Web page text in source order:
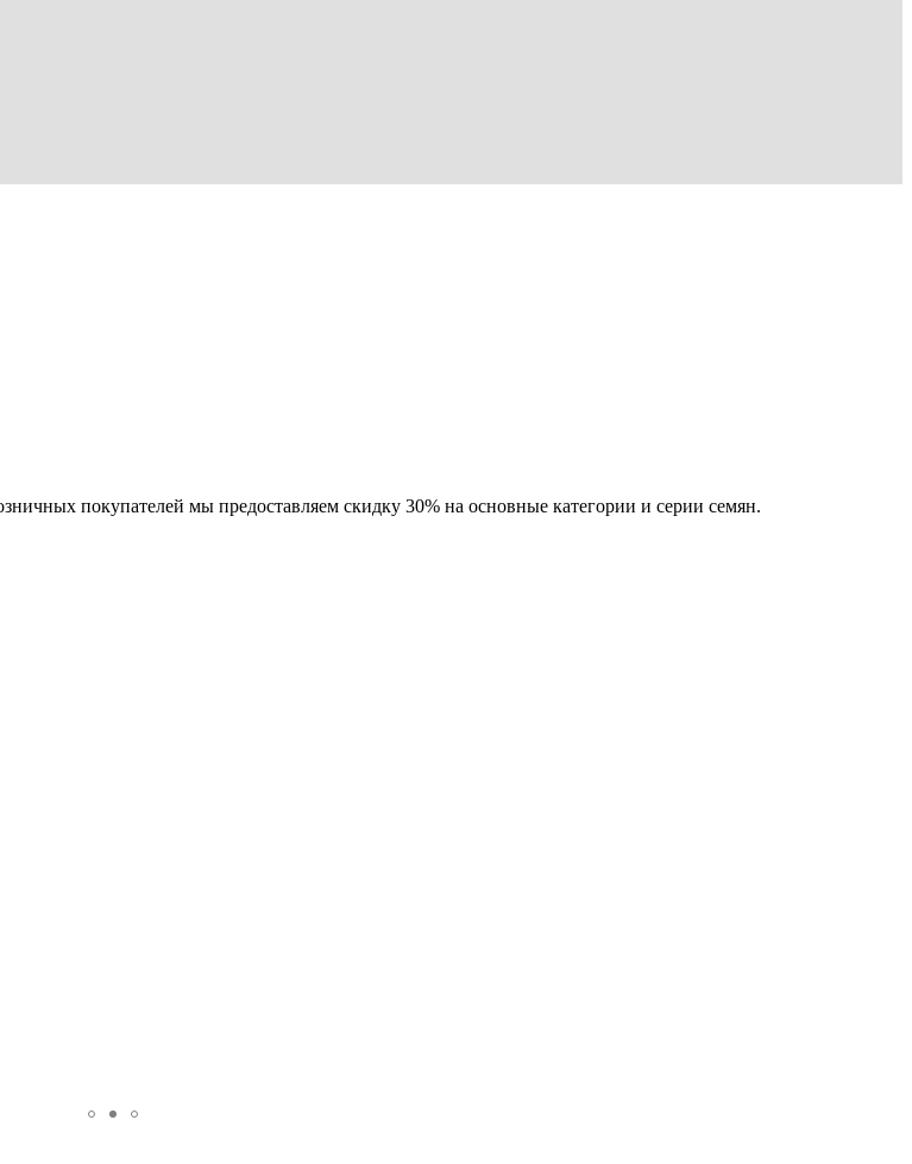
высококачественных семян. Фирма продает семена в Москве и других городах страны уже 33 года.
покупателей мы предоставляем скидку 30% на основные категории и серии семян.